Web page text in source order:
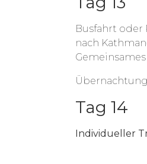
Busfahrt oder
nach
Tag 14
Individueller